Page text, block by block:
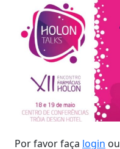
Por favor faça login ou